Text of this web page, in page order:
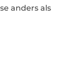
anders als